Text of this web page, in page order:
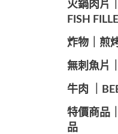
火鍋肉片
FISH
炸物｜煎
無刺魚片
牛肉 ｜
特價商品
品